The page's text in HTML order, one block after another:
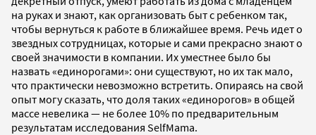
на руках и знают, как организовать быт с ребенком так,
чтобы вернуться к работе в ближайшее время. Речь идет о
звездных сотрудницах, которые и сами прекрасно знают о
своей значимости в компании. Их уместнее было бы
назвать «единорогами»: они существуют, но их так мало,
что практически невозможно встретить. Опираясь на свой
опыт могу сказать, что доля таких «единорогов» в общей
массе невелика — не более 10% по предварительным
результатам исследования SelfMama.